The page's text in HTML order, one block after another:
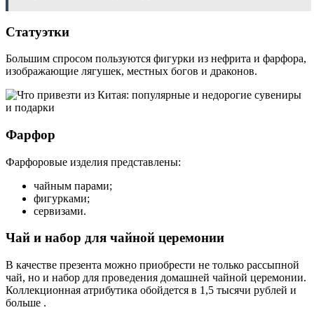
Статуэтки
Большим спросом пользуются фигурки из нефрита и фарфора,
изображающие лягушек, местных богов и драконов.
Фарфор
Фарфоровые изделия представлены:
чайным парами;
фигурками;
сервизами.
Чай и набор для чайной церемонии
В качестве презента можно приобрести не только рассыпной
чай, но и набор для проведения домашней чайной церемонии.
Коллекционная атрибутика обойдется в 1,5 тысячи рублей и
больше .